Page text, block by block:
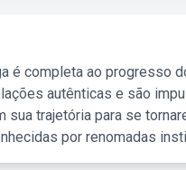
é completa ao progresso
autênticas e são
sua trajetória para se
por renomadas